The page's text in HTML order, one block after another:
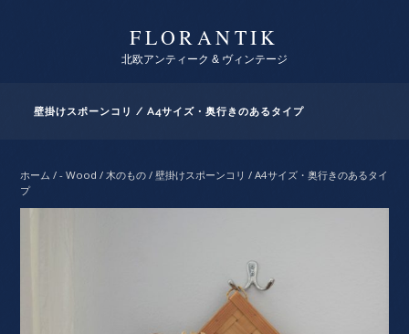
FLORANTIK
北欧アンティーク & ヴィンテージ
壁掛けスポーンコリ / A4サイズ・奥行きのあるタイプ
ホーム /- Wood / 木のもの / 壁掛けスポーンコリ / A4サイズ・奥行きのあるタイ
プ